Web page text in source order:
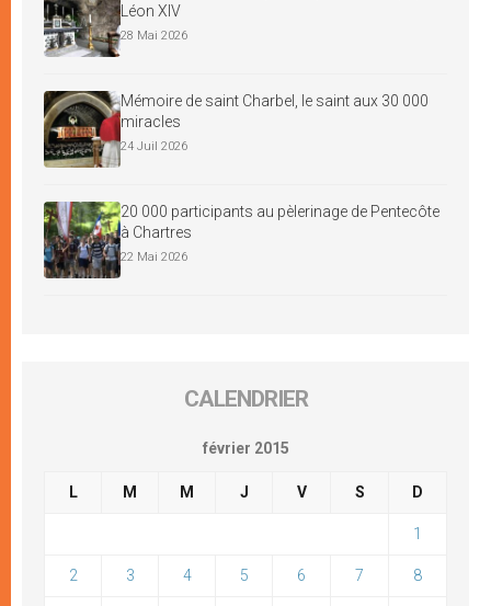
Léon XIV
28 Mai 2026
Mémoire de saint Charbel, le saint aux 30 000
miracles
24 Juil 2026
20 000 participants au pèlerinage de Pentecôte
à Chartres
22 Mai 2026
CALENDRIER
février 2015
L M M J V S D
1
2 3 4 5 6 7 8